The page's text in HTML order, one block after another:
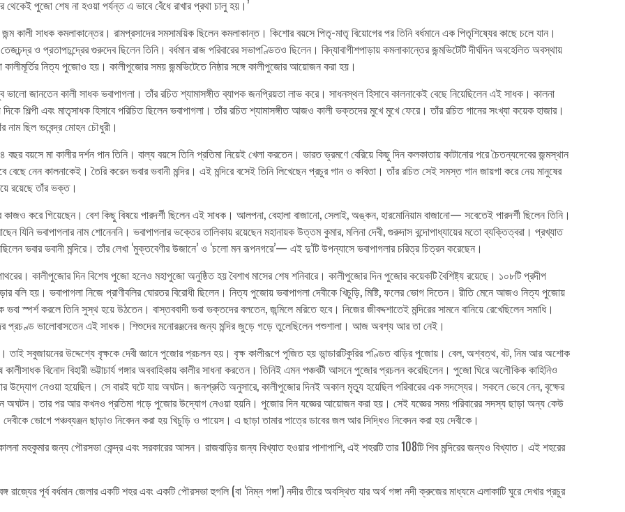
থেকেই পুজো শেষ না হওয়া পর্যন্ত এ ভাবে বেঁধে রাখার প্রথা চালু হয়।’
জন্ম কালী সাধক কমলাকান্তের। রামপ্রসাদের সমসাময়িক ছিলেন কমলাকান্ত। কিশোর বয়সে পিতৃ-মাতৃ বিয়োগের পর তিনি বর্ধমানে এক পিতৃশিষ্যের কাছে চলে যান।
ও প্রতাপচন্দ্রের গুরুদেব ছিলেন তিনি। বর্ধমান রাজ পরিবারের সভাপণ্ডিতও ছিলেন। বিদ্যাবাগীশপাড়ায় কমলাকান্তের জন্মভিটেটি দীর্ঘদিন অবহেলিত অবস্থায়
কালীমূর্তির নিত্য পুজোও হয়। কালীপুজোর সময় জন্মভিটেতে নিষ্ঠার সঙ্গে কালীপুজোর আয়োজন করা হয়।
জানতেন কালী সাধক ভবাপাগলা। তাঁর রচিত শ্যামাসঙ্গীত ব্যাপক জনপ্রিয়তা লাভ করে। সাধনস্থল হিসাবে কালনাকেই বেছে নিয়েছিলেন এই সাধক। কালনা
শিল্পী এবং মাতৃসাধক হিসাবে পরিচিত ছিলেন ভবাপাগলা। তাঁর রচিত শ্যামাসঙ্গীত আজও কালী ভক্তদের মুখে মুখে ফেরে। তাঁর রচিত গানের সংখ্যা কয়েক হাজার।
নাম ছিল ভবেন্দ্র মোহন চৌধুরী।
বয়সে মা কালীর দর্শন পান তিনি। বাল্য বয়সে তিনি প্রতিমা নিয়েই খেলা করতেন। ভারত ভ্রমণে বেরিয়ে কিছু দিন কলকাতায় কাটানোর পরে চৈতন্যদেবের জন্মস্থান
নেন কালনাকেই। তৈরি করেন ভবার ভবানী মন্দির। এই মন্দিরে বসেই তিনি লিখেছেন প্রচুর গান ও কবিতা। তাঁর রচিত সেই সমস্ত গান জায়গা করে নেয় মানুষের
রয়েছে তাঁর ভক্ত।
কাজও করে গিয়েছেন। বেশ কিছু বিষয়ে পারদর্শী ছিলেন এই সাধক। আলপনা, বেহালা বাজানো, সেলাই, অঙ্কন, হারমোনিয়াম বাজানো— সবেতেই পারদর্শী ছিলেন তিনি।
যিনি ভবাপাগলার নাম শোনেননি। ভবাপাগলার ভক্তের তালিকায় রয়েছেন মহানায়ক উত্তম কুমার, মলিনা দেবী, গুরুদাস বন্দোপাধ্যায়ের মতো ব্যক্তিত্বরা। প্রখ্যাত
ভবার ভবানী মন্দিরে। তাঁর লেখা ‘মুক্তবেণীর উজানে’ ও ‘চলো মন রূপনগরে’— এই দু’টি উপন্যাসে ভবাপাগলার চরিত্র চিত্রন করেছেন।
কালীপুজোর দিন বিশেষ পুজো হলেও মহাপুজো অনুষ্ঠিত হয় বৈশাখ মাসের শেষ শনিবারে। কালীপুজোর দিন পুজোর কয়েকটি বৈশিষ্ট্য রয়েছে। ১০৮টি প্রদীপ
হয়। ভবাপাগলা নিজে প্রাণীবলির ঘোরতর বিরোধী ছিলেন। নিত্য পুজোয় ভবাপাগলা দেবীকে খিচুড়ি, মিষ্টি, ফলের ভোগ দিতেন। রীতি মেনে আজও নিত্য পুজোয়
করলে তিনি সুস্থ হয়ে উঠতেন। বাস্তববাদী ভবা ভক্তদের বলতেন, জন্মিলে মরিতে হবে। নিজের জীবদ্দশাতেই মন্দিরের সামনে বানিয়ে রেখেছিলেন সমাধি।
প্রচণ্ড ভালোবাসতেন এই সাধক। শিশুদের মনোরঞ্জনের জন্য মন্দির জুড়ে গড়ে তুলেছিলেন পশুশালা। আজ অবশ্য আর তা নেই।
সবুজায়নের উদ্দেশ্যে বৃক্ষকে দেবী জ্ঞানে পুজোর প্রচলন হয়। বৃক্ষ কালীরূপে পূজিত হয় ভান্ডারটিকুরির পণ্ডিত বাড়ির পুজোয়। বেল, অশ্বত্থ, বট, নিম আর অশোক
বিনোদ বিহারী ভট্টাচার্য গঙ্গার অববাহিকায় কালীর সাধনা করতেন। তিনিই এমন পঞ্চবটী আসনে পুজোর প্রচলন করেছিলেন। পুজো ঘিরে অলৌকিক কাহিনিও
উদ্যোগ নেওয়া হয়েছিল। সে বারই ঘটে যায় অঘটন। জনশ্রুতি অনুসারে, কালীপুজোর দিনই অকাল মৃত্যু হয়েছিল পরিবারের এক সদস্যের। সকলে ভেবে নেন, বৃক্ষের
অঘটন। তার পর আর কখনও প্রতিমা গড়ে পুজোর উদ্যোগ নেওয়া হয়নি। পুজোর দিন যজ্ঞের আয়োজন করা হয়। সেই যজ্ঞের সময় পরিবারের সদস্য ছাড়া অন্য কেউ
ভোগে পঞ্চব্যঞ্জন ছাড়াও নিবেদন করা হয় খিচুড়ি ও পায়েস। এ ছাড়া তামার পাত্রে ডাবের জল আর সিদ্ধিও নিবেদন করা হয় দেবীকে।
মহকুমার জন্য পৌরসভা কেন্দ্র এবং সরকারের আসন। রাজবাড়ির জন্য বিখ্যাত হওয়ার পাশাপাশি, এই শহরটি তার 108টি শিব মন্দিরের জন্যও বিখ্যাত। এই শহরের
রাজ্যের পূর্ব বর্ধমান জেলার একটি শহর এবং একটি পৌরসভা হুগলি (বা ‘নিম্ন গঙ্গা’) নদীর তীরে অবস্থিত যার অর্থ গঙ্গা নদী ক্রুজের মাধ্যমে এলাকাটি ঘুরে দেখার প্রচুর